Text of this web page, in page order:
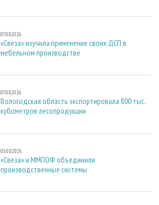
07.08.2026
«Свеза» изучила применение своих ДСП в
мебельном производстве
07.08.2026
Вологодская область экспортировала 800 тыс.
кубометров лесопродукции
05.08.2026
«Свеза» и ММПОФ объединили
производственные системы